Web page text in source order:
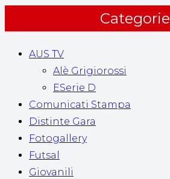
Categorie
AUS TV
Alè Grigiorossi
ESerie D
Comunicati Stampa
Distinte Gara
Fotogallery
Futsal
Giovanili